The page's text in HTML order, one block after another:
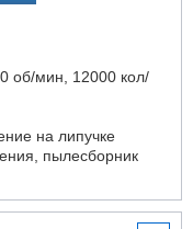
об/мин, 12000 кол/
на липучке
пылесборник